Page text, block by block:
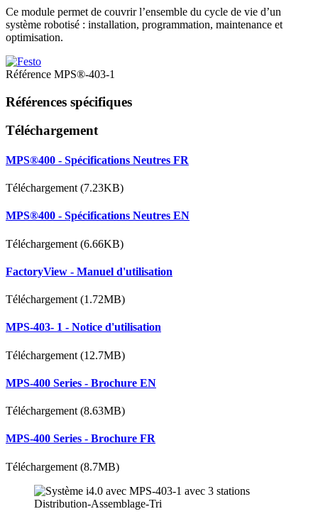
Ce module permet de couvrir l’ensemble du cycle de vie d’un
système robotisé : installation, programmation, maintenance et
optimisation.
Référence MPS®-403-1
Références spécifiques
Téléchargement
MPS®400 - Spécifications Neutres FR
Téléchargement (7.23KB)
MPS®400 - Spécifications Neutres EN
Téléchargement (6.66KB)
FactoryView - Manuel d'utilisation
Téléchargement (1.72MB)
MPS-403- 1 - Notice d'utilisation
Téléchargement (12.7MB)
MPS-400 Series - Brochure EN
Téléchargement (8.63MB)
MPS-400 Series - Brochure FR
Téléchargement (8.7MB)